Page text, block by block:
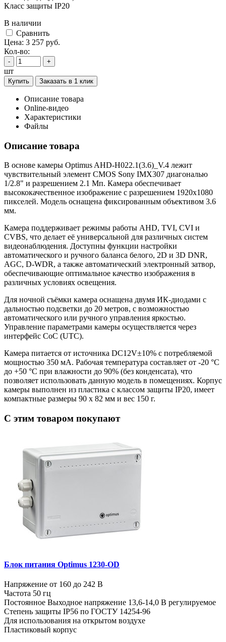
Класс защиты IP20
В наличии
Cравнить
Цена: 3 257 руб.
Кол-во:
- +
шт
Купить Заказать в 1 клик
Описание товара
Online-видео
Характеристики
Файлы
Описание товара
В основе камеры Optimus AHD-H022.1(3.6)_V.4 лежит
чувствительный элемент CMOS Sony IMX307 диагональю
1/2.8" и разрешением 2.1 Мп. Камера обеспечивает
высококачественное изображение с разрешением 1920х1080
пикселей. Модель оснащена фиксированным объективом 3.6
мм.
Камера поддерживает режимы работы AHD, TVI, CVI и
CVBS, что делает её универсальной для различных систем
видеонаблюдения. Доступны функции настройки
автоматического и ручного баланса белого, 2D и 3D DNR,
AGC, D-WDR, а также автоматический электронный затвор,
обеспечивающие оптимальное качество изображения в
различных условиях освещения.
Для ночной съёмки камера оснащена двумя ИК-диодами с
дальностью подсветки до 20 метров, с возможностью
автоматического или ручного управления яркостью.
Управление параметрами камеры осуществляется через
интерфейс CoC (UTC).
Камера питается от источника DC12V±10% с потребляемой
мощностью 350 мА. Рабочая температура составляет от -20 °С
до +50 °С при влажности до 90% (без конденсата), что
позволяет использовать данную модель в помещениях. Корпус
камеры выполнен из пластика с классом защиты IP20, имеет
компактные размеры 90 х 82 мм и вес 150 г.
C этим товаром покупают
Блок питания Optimus 1230-OD
Напряжение от 160 до 242 В
Частота 50 гц
Постоянное Выходное напряжение 13,6-14,0 В регулируемое
Степень защиты IP56 по ГОСТУ 14254-96
Для использования на открытом воздухе
Пластиковый корпус